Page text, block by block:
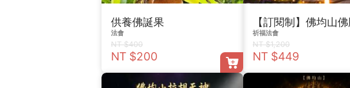
供養佛誕果
法會
NT $400
NT $200
祈福法會
NT $1,200
NT $449